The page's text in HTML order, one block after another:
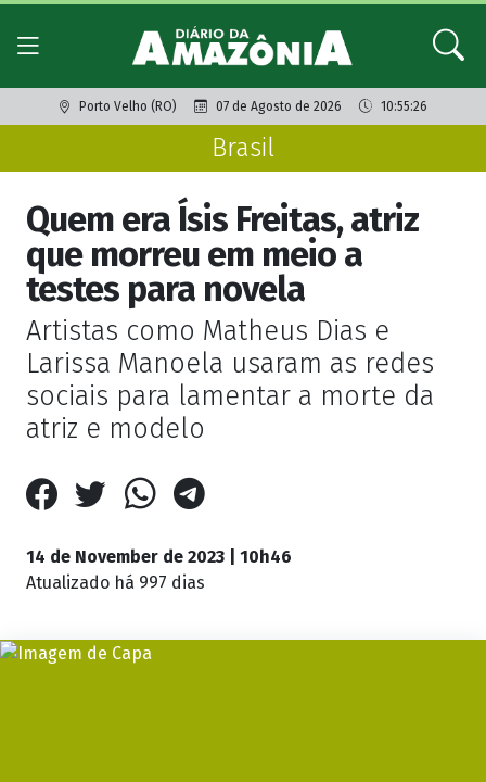
Porto Velho (RO) 07 de Agosto de 2026 10:55:26
Brasil
Quem era Ísis Freitas, atriz
que morreu em meio a
testes para novela
Artistas como Matheus Dias e
Larissa Manoela usaram as redes
sociais para lamentar a morte da
atriz e modelo
14 de November de 2023 | 10h46
Atualizado há 997 dias